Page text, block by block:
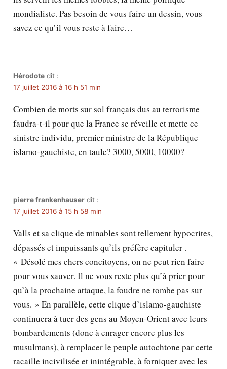
mondialiste. Pas besoin de vous faire un dessin, vous
savez ce qu’il vous reste à faire…
Hérodote dit :
17 juillet 2016 à 16 h 51 min
Combien de morts sur sol français dus au terrorisme
faudra-t-il pour que la France se réveille et mette ce
sinistre individu, premier ministre de la République
islamo-gauchiste, en taule? 3000, 5000, 10000?
pierre frankenhauser dit :
17 juillet 2016 à 15 h 58 min
Valls et sa clique de minables sont tellement hypocrites,
dépassés et impuissants qu’ils préfère capituler .
« Désolé mes chers concitoyens, on ne peut rien faire
pour vous sauver. Il ne vous reste plus qu’à prier pour
qu’à la prochaine attaque, la foudre ne tombe pas sur
vous. » En parallèle, cette clique d’islamo-gauchiste
continuera à tuer des gens au Moyen-Orient avec leurs
bombardements (donc à enrager encore plus les
musulmans), à remplacer le peuple autochtone par cette
racaille incivilisée et inintégrable, à forniquer avec les